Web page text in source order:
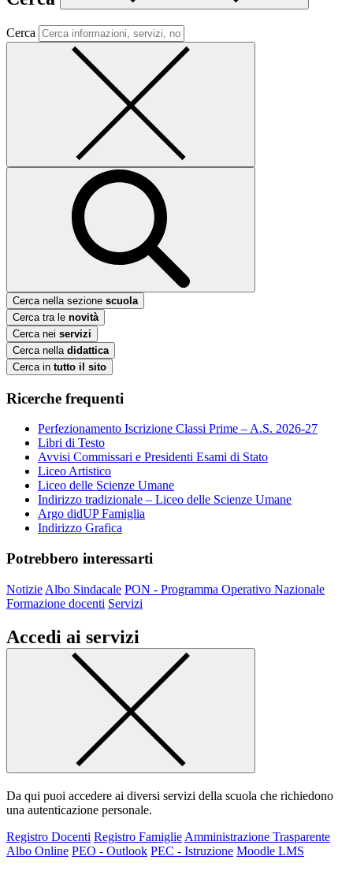
Cerca
Cerca nella sezione scuola
Cerca tra le novità
Cerca nei servizi
Cerca nella didattica
Cerca in tutto il sito
Ricerche frequenti
Perfezionamento Iscrizione Classi Prime – A.S. 2026-27
Libri di Testo
Avvisi Commissari e Presidenti Esami di Stato
Liceo Artistico
Liceo delle Scienze Umane
Indirizzo tradizionale – Liceo delle Scienze Umane
Argo didUP Famiglia
Indirizzo Grafica
Potrebbero interessarti
Notizie Albo Sindacale PON - Programma Operativo Nazionale
Formazione docenti Servizi
Accedi ai servizi
Da qui puoi accedere ai diversi servizi della scuola che richiedono
una autenticazione personale.
Registro Docenti Registro Famiglie Amministrazione Trasparente
Albo Online PEO - Outlook PEC - Istruzione Moodle LMS